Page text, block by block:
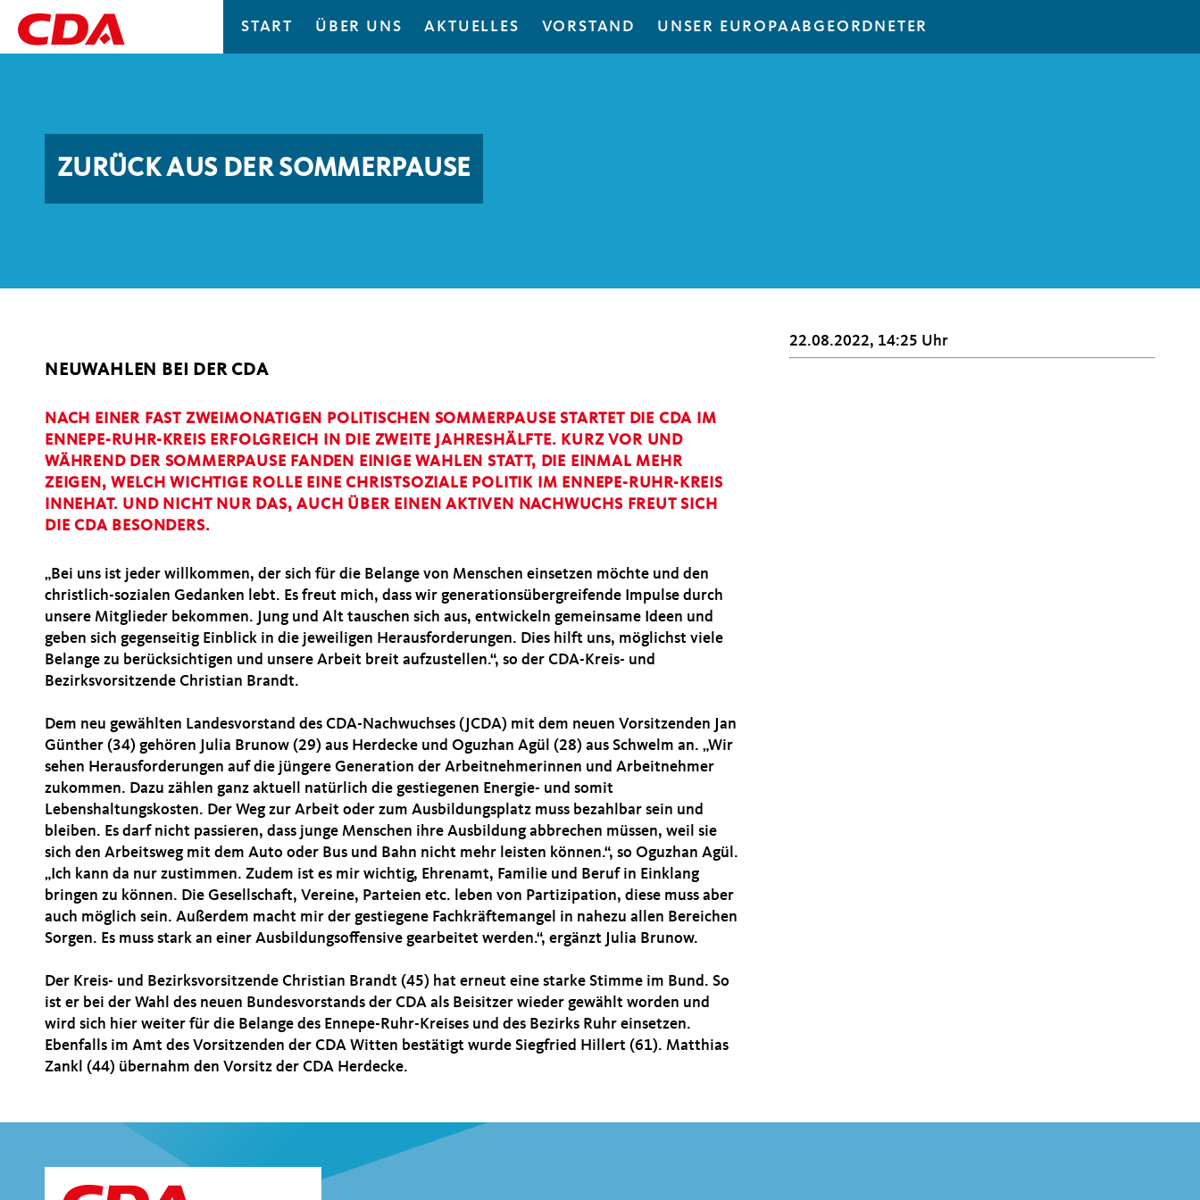
START ÜBER UNS AKTUELLES VORSTAND UNSER EUROPAABGEORDNETER
ZURÜCK AUS DER SOMMERPAUSE
NEUWAHLEN BEI DER CDA
NACH EINER FAST ZWEIMONATIGEN POLITISCHEN SOMMERPAUSE STARTET DIE CDA IM
ENNEPE-RUHR-KREIS ERFOLGREICH IN DIE ZWEITE JAHRESHÄLFTE. KURZ VOR UND
WÄHREND DER SOMMERPAUSE FANDEN EINIGE WAHLEN STATT, DIE EINMAL MEHR
ZEIGEN, WELCH WICHTIGE ROLLE EINE CHRISTSOZIALE POLITIK IM ENNEPE-RUHR-KREIS
INNEHAT. UND NICHT NUR DAS, AUCH ÜBER EINEN AKTIVEN NACHWUCHS FREUT SICH
DIE CDA BESONDERS.
Bei uns ist jeder willkommen, der sich für die Belange von Menschen einsetzen möchte und den
christlich-sozialen Gedanken lebt. Es freut mich, dass wir generationsübergreifende Impulse durch
unsere Mitglieder bekommen. Jung und Alt tauschen sich aus, entwickeln gemeinsame Ideen und
geben sich gegenseitig Einblick in die jeweiligen Herausforderungen. Dies hilft uns, möglichst viele
Belange zu berücksichtigen und unsere Arbeit breit aufzustellen.“, so der CDA-Kreis- und
Bezirksvorsitzende Christian Brandt.
Dem neu gewählten Landesvorstand des CDA-Nachwuchses (JCDA) mit dem neuen Vorsitzenden Jan
Günther (34) gehören Julia Brunow (29) aus Herdecke und Oguzhan Agül (28) aus Schwelm an. „Wir
sehen Herausforderungen auf die jüngere Generation der Arbeitnehmerinnen und Arbeitnehmer
zukommen. Dazu zählen ganz aktuell natürlich die gestiegenen Energie- und somit
Lebenshaltungskosten. Der Weg zur Arbeit oder zum Ausbildungsplatz muss bezahlbar sein und
bleiben. Es darf nicht passieren, dass junge Menschen ihre Ausbildung abbrechen müssen, weil sie
sich den Arbeitsweg mit dem Auto oder Bus und Bahn nicht mehr leisten können.“, so Oguzhan Agül.
Ich kann da nur zustimmen. Zudem ist es mir wichtig, Ehrenamt, Familie und Beruf in Einklang
bringen zu können. Die Gesellschaft, Vereine, Parteien etc. leben von Partizipation, diese muss aber
auch möglich sein. Außerdem macht mir der gestiegene Fachkräftemangel in nahezu allen Bereichen
Sorgen. Es muss stark an einer Ausbildungsoffensive gearbeitet werden.“, ergänzt Julia Brunow.
Der Kreis- und Bezirksvorsitzende Christian Brandt (45) hat erneut eine starke Stimme im Bund. So
ist er bei der Wahl des neuen Bundesvorstands der CDA als Beisitzer wieder gewählt worden und
wird sich hier weiter für die Belange des Ennepe-Ruhr-Kreises und des Bezirks Ruhr einsetzen.
Ebenfalls im Amt des Vorsitzenden der CDA Witten bestätigt wurde Siegfried Hillert (61). Matthias
Zankl (44) übernahm den Vorsitz der CDA Herdecke.
22.08.2022, 14:25 Uhr